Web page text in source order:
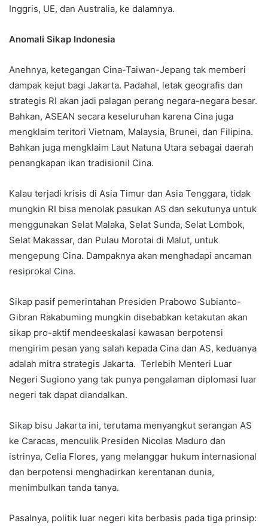
Inggris, UE, dan Australia, ke dalamnya.
Anomali Sikap Indonesia
Anehnya, ketegangan Cina-Taiwan-Jepang tak memberi
dampak kejut bagi Jakarta. Padahal, letak geografis dan
strategis RI akan jadi palagan perang negara-negara besar.
Bahkan, ASEAN secara keseluruhan karena Cina juga
mengklaim teritori Vietnam, Malaysia, Brunei, dan Filipina.
Bahkan juga mengklaim Laut Natuna Utara sebagai daerah
penangkapan ikan tradisionil Cina.
Kalau terjadi krisis di Asia Timur dan Asia Tenggara, tidak
mungkin RI bisa menolak pasukan AS dan sekutunya untuk
menggunakan Selat Malaka, Selat Sunda, Selat Lombok,
Selat Makassar, dan Pulau Morotai di Malut, untuk
mengepung Cina. Dampaknya akan menghadapi ancaman
resiprokal Cina.
Sikap pasif pemerintahan Presiden Prabowo Subianto-
Gibran Rakabuming mungkin disebabkan ketakutan akan
sikap pro-aktif mendeeskalasi kawasan berpotensi
mengirim pesan yang salah kepada Cina dan AS, keduanya
adalah mitra strategis Jakarta. Terlebih Menteri Luar
Negeri Sugiono yang tak punya pengalaman diplomasi luar
negeri tak dapat diandalkan.
Sikap bisu Jakarta ini, terutama menyangkut serangan AS
ke Caracas, menculik Presiden Nicolas Maduro dan
istrinya, Celia Flores, yang melanggar hukum internasional
dan berpotensi menghadirkan kerentanan dunia,
menimbulkan tanda tanya.
Pasalnya, politik luar negeri kita berbasis pada tiga prinsip: